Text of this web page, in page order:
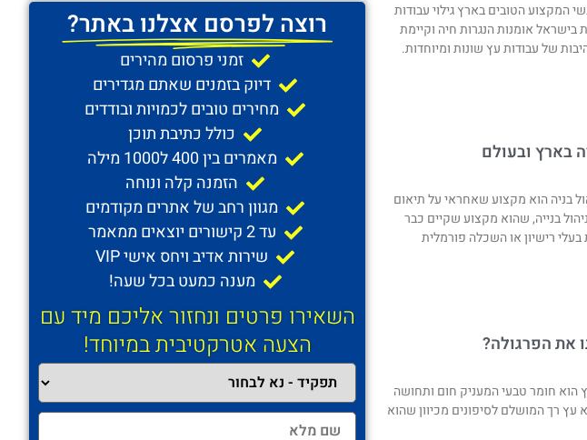
המקצוע הטובים בארץ גילוי עבודות
אומנות הנגרות חיה וקיימת
של עבודות עץ שונות ומיוחדות.
בארץ ובעולם
בניה הוא מקצוע שאחראי על תיאום
בנייה, שהוא מקצוע שקיים כבר
את הפרגולה?
הוא חומר טבעי המעניק חום ותחושה
עץ רך המושלם לסיפונים מכיוון שהוא
רוצה לפרסם אצלנו באתר?
זמני פרסום מהירים
דיוק בזמנים שאתם מגדירים
מחירים טובים לכמויות ובודדים
כולל כתיבת תוכן
מאמרים בין 400 ל1000 מילה
הזמנה קלה ונוחה
מגוון רחב של אתרים מקודמים
עד 2 קישורים יוצאים ממאמר
שירות אדיב ויחס אישי VIP
מענה כמעט בכל שעה!
השאירו פרטים ונחזור אליכם מיד עם
הצעה אטרקטיבית במיוחד!